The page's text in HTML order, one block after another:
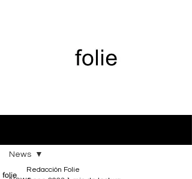
News
Redacción Folie